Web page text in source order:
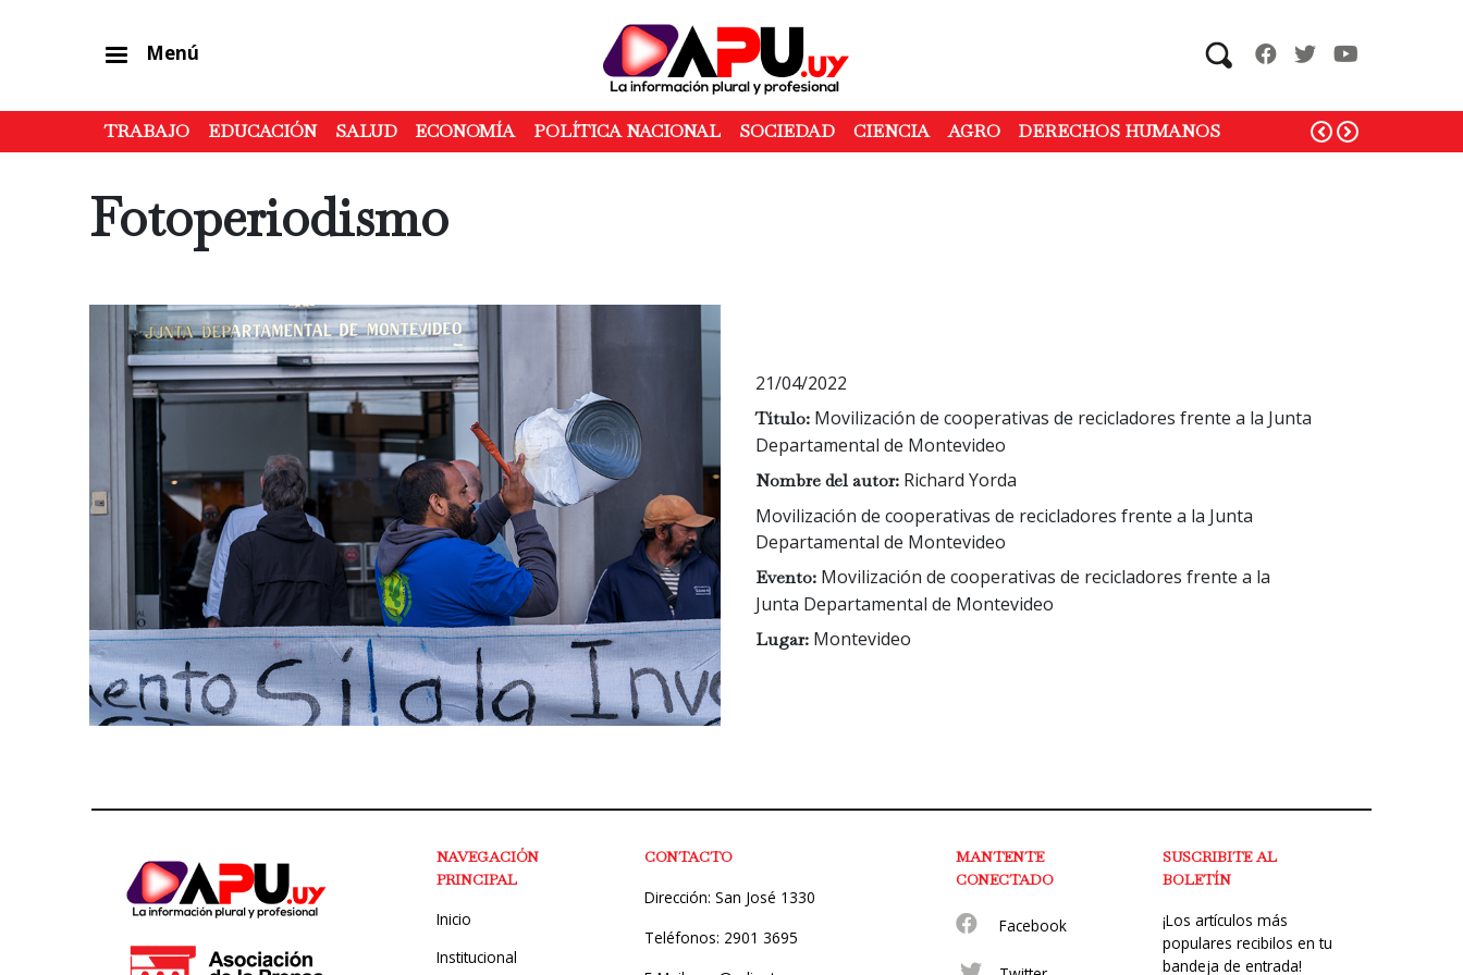
al
contenido
principal
Menú Search
TRABAJO EDUCACIÓN SALUD ECONOMÍA POLÍTICA NACIONAL SOCIEDAD CIENCIA AGRO DERECHOS HUMANOS
Fotoperiodismo
21/04/2022
Título: Movilización de cooperativas de recicladores frente a la Junta
Departamental de Montevideo
Nombre del autor: Richard Yorda
Movilización de cooperativas de recicladores frente a la Junta
Departamental de Montevideo
Evento: Movilización de cooperativas de recicladores frente a la
Junta Departamental de Montevideo
Lugar: Montevideo
NAVEGACIÓN
PRINCIPAL
Inicio
Institucional
CONTACTO
Dirección: San José 1330
Teléfonos: 2901 3695
MANTENTE
CONECTADO
Facebook
SUSCRIBITE AL
BOLETÍN
¡Los artículos más
populares recibilos en tu
bandeja de entrada!